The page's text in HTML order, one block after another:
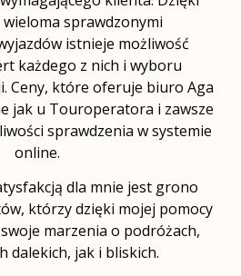
wieloma sprawdzonymi
istnieje możliwość
każdego z nich i wyboru
Ceny, które oferuje biuro Aga
jak u Touroperatora i zawsze
sprawdzenia w systemie
online.
dla mnie jest grono
którzy dzięki mojej pomocy
marzenia o podróżach,
dalekich, jak i bliskich.